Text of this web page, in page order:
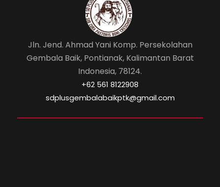
Jln. Jend. Ahmad Yani Komp. Persekolahan
Gembala Baik, Pontianak, Kalimantan Barat
Indonesia, 78124.
‎+62 561 8122908
sdplusgembalabaikptk@gmail.com